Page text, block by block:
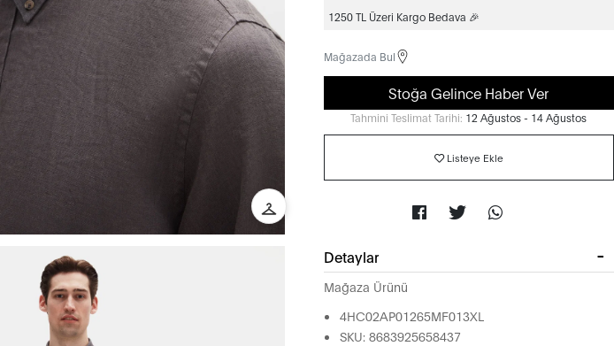
1250 TL Üzeri Kargo Bedava 🎉
Mağazada Bul
Stoğa Gelince Haber Ver
Tahmini Teslimat Tarihi: 12 Ağustos - 14 Ağustos
Listeye Ekle
Detaylar
Mağaza Ürünü
4HC02AP01265MF013XL
SKU: 8683925658437